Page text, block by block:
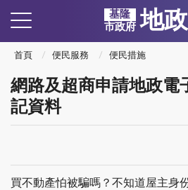
基隆
市政府 地
首頁 便民服務 便民措施
網路及超商申請地政電
記資料
買不動產怕被騙嗎？不知道屋主身